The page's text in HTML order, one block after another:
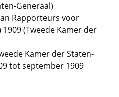
Generaal)
Rapporteurs voor
(Tweede Kamer der
Kamer der Staten-
tot september 1909